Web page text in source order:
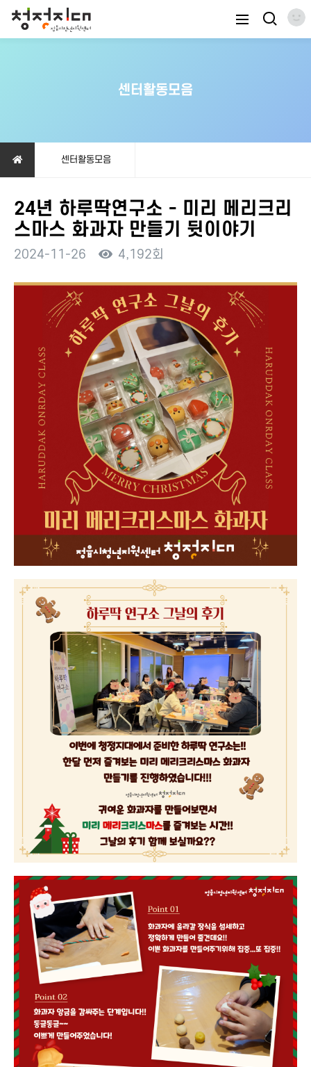
센터활동모음
센터활동모음
24년 하루딱연구소 - 미리 메리크리
스마스 화과자 만들기 뒷이야기
2024-11-26 4,192회
본문